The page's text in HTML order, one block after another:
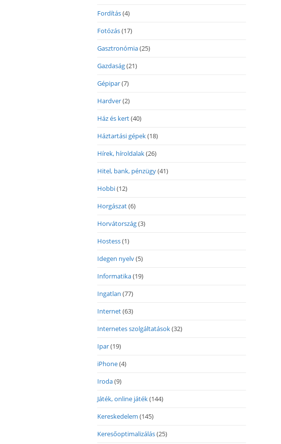
Fordítás(4)
Fotózás(17)
Gasztronómia(25)
Gazdaság(21)
Gépipar(7)
Hardver(2)
Ház és kert(40)
Háztartási gépek(18)
Hírek, híroldalak(26)
Hitel, bank, pénzügy(41)
Hobbi(12)
Horgászat(6)
Horvátország(3)
Hostess(1)
Idegen nyelv(5)
Informatika(19)
Ingatlan (77)
Internet(63)
Internetes szolgáltatások(32)
Ipar(19)
iPhone(4)
Iroda(9)
Játék, online játék(144)
Kereskedelem (145)
Keresőoptimalizálás(25)